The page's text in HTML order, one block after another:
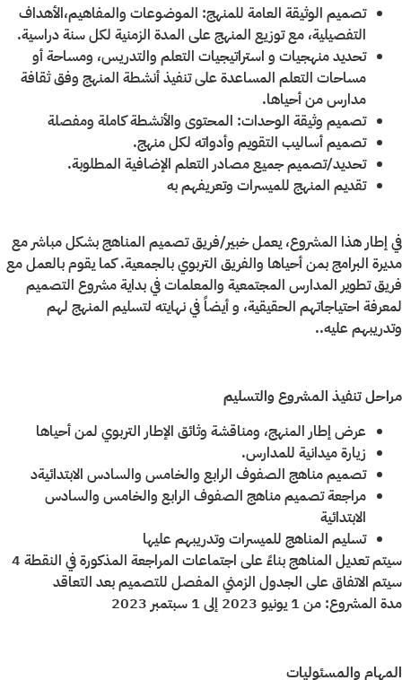
تصميم الوثيقة العامة للمنهج: الموضوعات والمفاهيم،الأهداف
التفصيلية، مع توزيع المنهج على المدة الزمنية لكل سنة دراسية.
تحديد منهجيات و استراتيجيات التعلم والتدريس، ومساحة أو
مساحات التعلم المساعدة على تنفيذ أنشطة المنهج وفق ثقافة
مدارس من أحياها.
تصميم وثيقة الوحدات: المحتوى والأنشطة كاملة ومفصلة
تصميم أساليب التقويم وأدواته لكل منهج.
تحديد/تصميم جميع مصادر التعلم الإضافية المطلوبة.
تقديم المنهج للميسرات وتعريفهم به
في إطار هذا المشروع، يعمل خبير/فريق تصميم المناهج بشكل مباشر مع
مديرة البرامج بمن أحياها والفريق التربوي بالجمعية. كما يقوم بالعمل مع
فريق تطوير المدارس المجتمعية والمعلمات في بداية مشروع التصميم
لمعرفة احتياجاتهم الحقيقية، و أيضاً في نهايته لتسليم المنهج لهم
وتدريبهم عليه..
مراحل تنفيذ المشروع والتسليم
عرض إطار المنهج، ومناقشة وثائق الإطار التربوي لمن أحياها
زيارة ميدانية للمدارس.
تصميم مناهج الصفوف الرابع والخامس والسادس الابتدائيةد
مراجعة تصميم مناهج الصفوف الرابع والخامس والسادس
الابتدائية
تسليم المناهج للميسرات وتدريبهم عليها
سيتم تعديل المناهج بناءً على اجتماعات المراجعة المذكورة في النقطة 4
سيتم الاتفاق على الجدول الزمني المفصل للتصميم بعد التعاقد
مدة المشروع: من 1 يونيو 2023 إلى 1 سبتمبر 2023
المهام والمسئوليات